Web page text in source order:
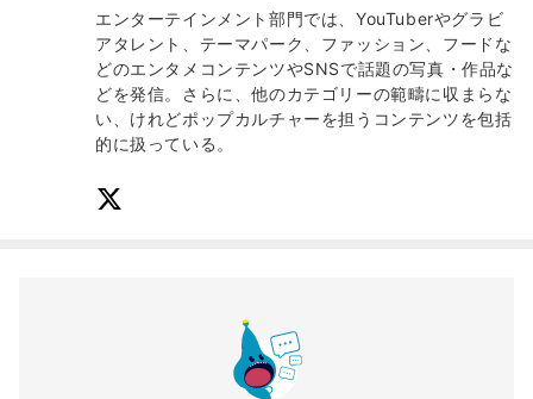
エンターテインメント部門では、YouTuberやグラビ
アタレント、テーマパーク、ファッション、フードな
どのエンタメコンテンツやSNSで話題の写真・作品な
どを発信。さらに、他のカテゴリーの範疇に収まらな
い、けれどポップカルチャーを担うコンテンツを包括
的に扱っている。